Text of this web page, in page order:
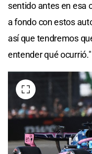
sentido antes en esa
a fondo con estos
así que tendremos
entender qué ocurrió."